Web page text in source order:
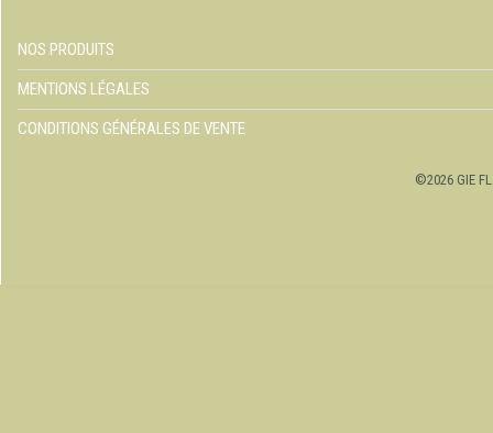
NOS PRODUITS
MENTIONS LÉGALES
CONDITIONS GÉNÉRALES DE VENTE
©2026 GIE